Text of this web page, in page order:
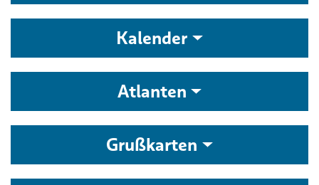
Kalender
Atlanten
Grußkarten